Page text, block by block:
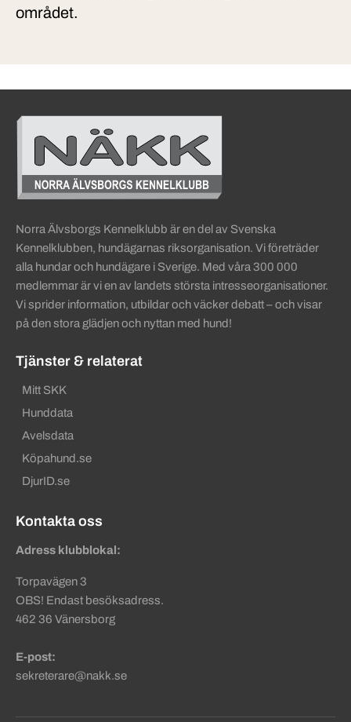
området.
Sidinformation och
Köpa hund startsida
Norra Älvsborgs Kennelklubb är en del av Svenska
Kennelklubben, hundägarnas riksorganisation. Vi företräder
alla hundar och hundägare i Sverige. Med våra 300 000
medlemmar är vi en av landets största intresseorganisationer.
Vi sprider information, utbildar och väcker debatt – och visar
på den stora glädjen och nyttan med hund!
Tjänster & relaterat
Mitt SKK
Hunddata
Avelsdata
Köpahund.se
DjurID.se
Kontakta oss
Adress klubblokal:
Torpavägen 3
OBS! Endast besöksadress.
462 36 Vänersborg
E-post:
sekreterare@nakk.se